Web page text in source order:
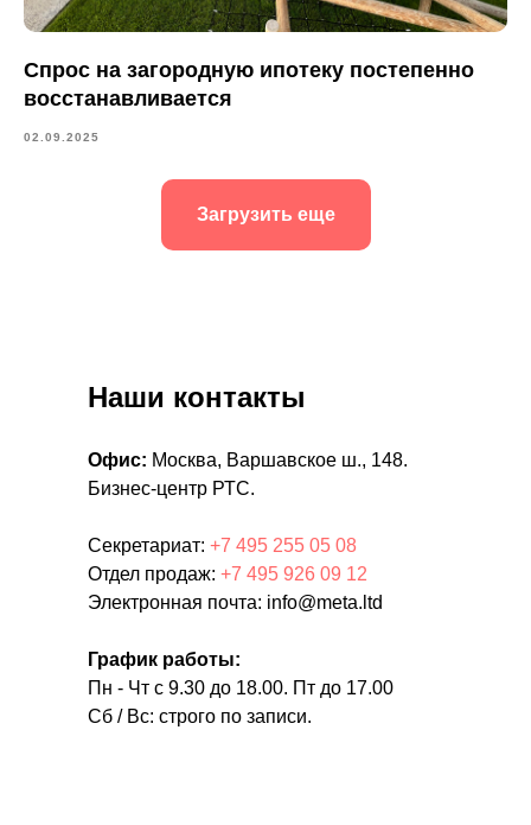
Спрос на загородную ипотеку постепенно
восстанавливается
02.09.2025
Загрузить еще
Офис: Москва, Варшавское ш., 148.
Бизнес-центр РТС.
Секретариат: +7 495 255 05 08
Отдел продаж: +7 495 926 09 12
Электронная почта: info@meta.ltd
График работы:
Пн - Чт с 9.30 до 18.00. Пт до 17.00
Сб / Вс: строго по записи.
Наши контакты